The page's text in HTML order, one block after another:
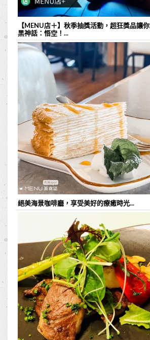
【MENU店＋】秋季抽獎活動，超狂獎品讓
黑神話：悟空！...
絕美海景咖啡廳，享受美好的療癒時光...